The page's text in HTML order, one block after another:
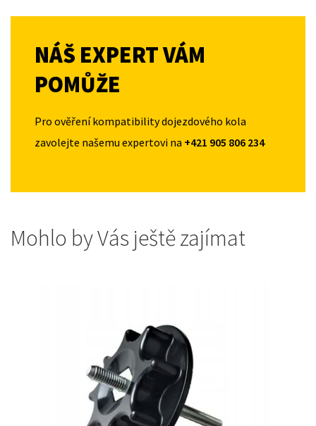
NÁŠ EXPERT VÁM
POMŮŽE
Pro ověření kompatibility dojezdového kola
zavolejte našemu expertovi na +421 905 806 234
Mohlo by Vás ještě zajímat